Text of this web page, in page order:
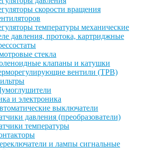
скорости вращения
температуры механические
давления, протока, картриджные
стекла
клапаны и катушки
вентили (ТРВ)
и электроника
выключатели
давления (преобразователи)
температуры
и лампы сигнальные